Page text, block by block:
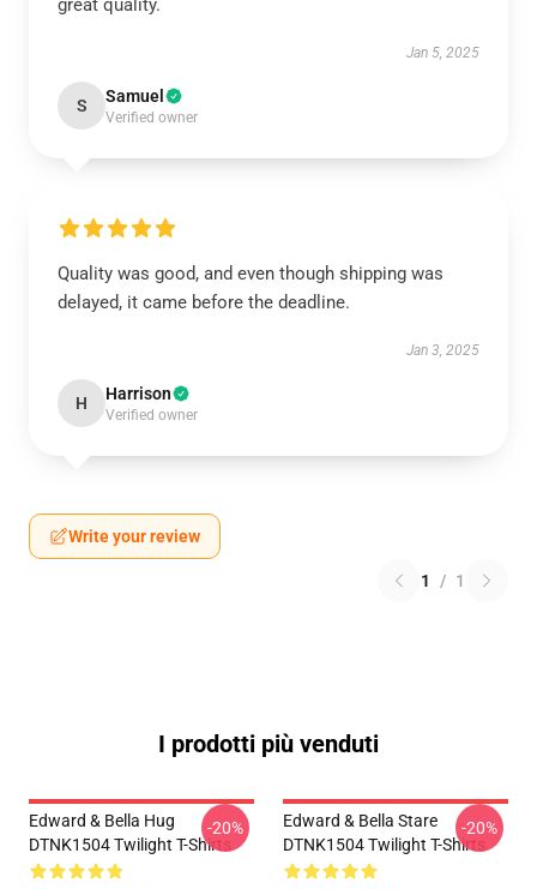
great quality.
Jan 5, 2025
S Samuel
Verified owner
Quality was good, and even though shipping was
delayed, it came before the deadline.
Jan 3, 2025
H Harrison
Verified owner
Write your review
1 / 1
I prodotti più venduti
Edward & Bella Hug
DTNK1504 Twilight T-Shirts
-20%
Edward & Bella Stare
DTNK1504 Twilight T-Shirts
-20%